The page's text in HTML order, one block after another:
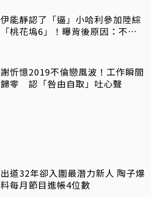
伊能靜認了「逼」小哈利參加陸綜
「桃花塢6」！曝背後原因：不希
謝忻憶2019不倫戀風波！工作瞬間
歸零 認「咎由自取」吐心聲
出道32年卻入圍最潛力新人 陶子爆
料每月節目進帳4位數